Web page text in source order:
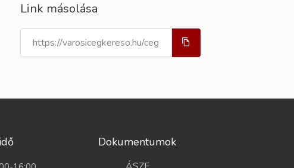
Link másolása
Dokumentumok